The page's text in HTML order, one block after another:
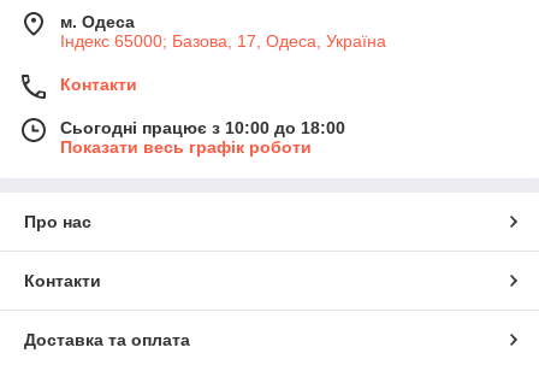
м. Одеса
Індекс 65000; Базова, 17, Одеса, Україна
Контакти
Сьогодні працює з 10:00 до 18:00
Показати весь графік роботи
Про нас
Контакти
Доставка та оплата